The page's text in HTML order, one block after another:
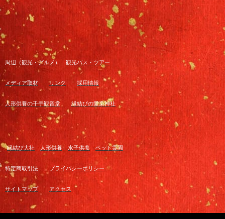
周辺（観光 ・グルメ ） 観光バス・ツアー
メディア取材 リンク 採用情報
人形供養の千手観音堂 縁結びの愛染神社
縁結び大社 人形供養 水子供養 ペット霊園
特定商取引法 プライバシーポリシー
サイトマップ アクセス